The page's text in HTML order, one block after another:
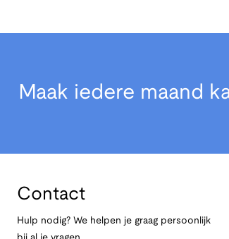
Maak iedere maand
Contact
Hulp nodig? We helpen je graag persoonlijk